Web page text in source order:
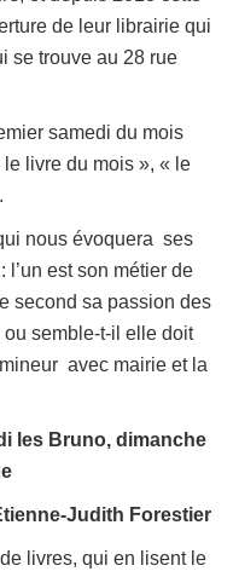
de leur librairie qui
se trouve au 28 rue
samedi du mois
livre du mois », « le
nous évoquera ses
l’un est son métier de
second sa passion des
semble-t-il elle doit
avec mairie et la
les Bruno, dimanche
Judith Forestier
livres, qui en lisent le